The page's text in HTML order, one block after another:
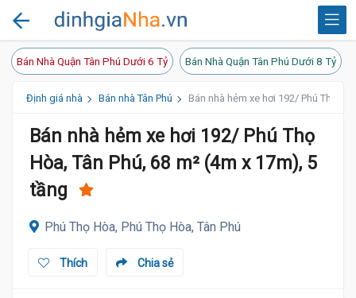
Bán Nhà Quận Tân Phú Dưới 6 Tỷ Bán Nhà Quận Tân Phú Dưới 8 Tỷ
Định giá nhà Bán nhà Tân Phú Bán nhà hẻm xe hơi 192/ Phú Thọ
Bán nhà hẻm xe hơi 192/ Phú Thọ
Hòa, Tân Phú, 68 m² (4m x 17m), 5
tầng
Phú Thọ Hòa, Phú Thọ Hòa, Tân Phú
Chia sẻ
Thích
7.6 Tỷ